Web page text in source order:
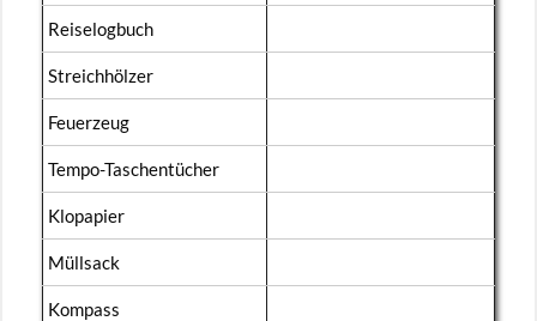
Rei­se­log­buch
Streich­höl­zer
Feu­er­zeug
Tem­po-Ta­schen­tü­cher
Klo­pa­pier
Müll­sack
Kom­pass